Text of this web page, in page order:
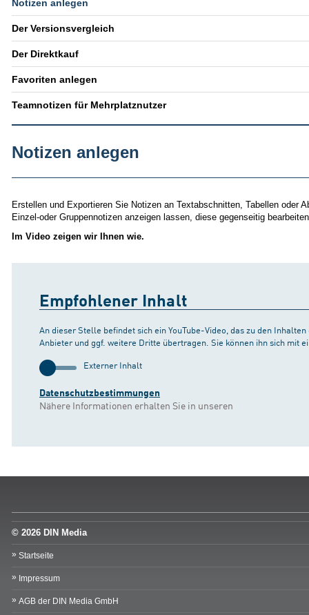
Notizen anlegen
Der Versionsvergleich
Der Direktkauf
Favoriten anlegen
Teamnotizen für Mehrplatznutzer
Notizen anlegen
Erstellen und Exportieren Sie Notizen an Textabschnitten, Tabellen oder
Einzel-oder Gruppennotizen anzeigen lassen, diese gegenseitig
Im Video zeigen wir Ihnen wie.
Empfohlener Inhalt
An dieser Stelle befindet sich ein YouTube-Video, das zu den
Anbieter und ggf. weitere Dritte übertragen. Sie können ihn sich mit
Externer Inhalt
Datenschutzbestimmungen
Nähere Informationen erhalten Sie in unseren
© 2026 DIN Media
Startseite
Impressum
AGB der DIN Media GmbH